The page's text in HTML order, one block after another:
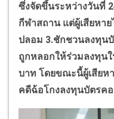
ซึ่งจัดขึ้นระหว่างวันที่
กีฬาสถาน แต่ผู้เสียหา
ปลอม 3.ชักชวนลงทุนบั
ถูกหลอกให้ร่วมลงทุน
บาท โดยขณะนี้ผู้เสียห
คดีฉ้อโกงลงทุนบัตรค